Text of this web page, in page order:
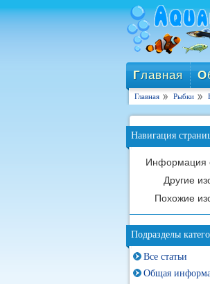
Главная О
Главная Рыбки
Навигация
Информация
Другие
Похожие
Подразделы
Все статьи
Общая